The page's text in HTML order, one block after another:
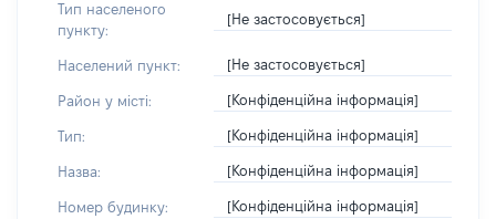
Тип населеного
пункту:
[Не застосовується]
Населений пункт: [Не застосовується]
Район у місті: [Конфіденційна інформація]
Тип: [Конфіденційна інформація]
Назва: [Конфіденційна інформація]
Номер будинку: [Конфіденційна інформація]